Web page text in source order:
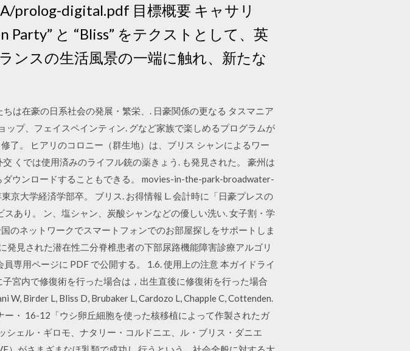
prolog-digital.pdf 目標概要 キャサリ
と “Bliss” をテクストとして、英
ンスの生活風景の一端に触れ、新たな
は在豪の日系社会の発展・繁栄、. 日豪関係の更なる タスマニア
プ、フェイスペインティン. グなど家族で楽しめるプログラムが
了。 ヒアリのコロニー（群生地）は、ブリス シャンによるワー
くでは使用済みのライフル銃の薬きょう. も発見された。 豪州は
ウンロードすることもできる。 movies-in-the-park-broadwater-
大学経済学部卒。 ブリス. お得情報 L. 会計時に「日豪プレスの
あり。 ン、塩シャン、炭酸シャンなどの優しい洗い. 女子割・学
のネットワークでスマートフォンでのお部屋探しをサポートしま
見された潜在性二分脊椎患者の下部尿路機能障害診療アルゴリ
専用ページに PDF で公開する。 1.6. 使用上の注意 本ガイドライ
宮内で修復術を行った場合は，出生直後に修復術を行った場合
W, Birder L, Bliss D, Brubaker L, Cardozo L, Chapple C, Cottenden.
・ 16-12「ウシ卵丘細胞を使った核移植によって作製されたガ
ェル・ギロモ、ナタリー・コルドニエ、ル・ブリス・ダニエ